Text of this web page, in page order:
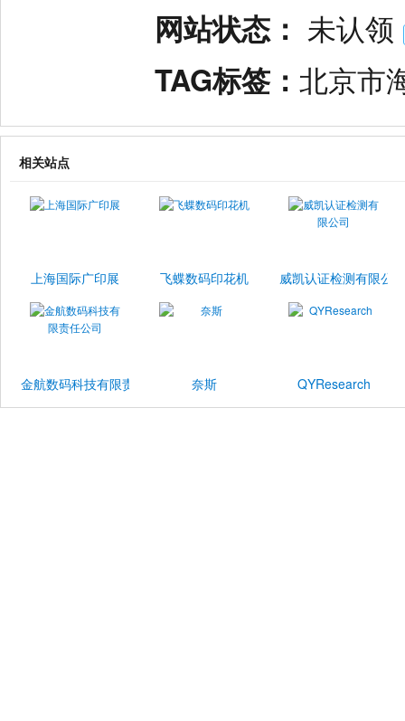
网站状态： 未认领
TAG标签： 北京市
相关站点
上海国际广印展 飞蝶数码印花机 威凯认证检测有限公司
金航数码科技有限责任公司 奈斯 QYResearch